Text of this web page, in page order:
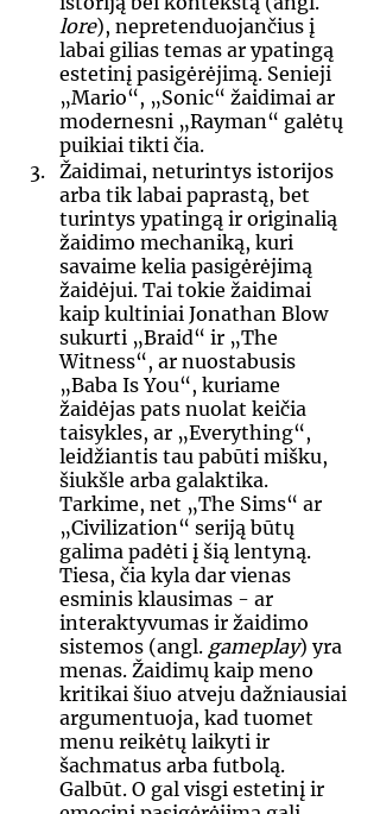
lore), nepretenduojančius į
labai gilias temas ar ypatingą
estetinį pasigėrėjimą. Senieji
„Mario“, „Sonic“ žaidimai ar
modernesni „Rayman“ galėtų
puikiai tikti čia.
Žaidimai, neturintys istorijos
arba tik labai paprastą, bet
turintys ypatingą ir originalią
žaidimo mechaniką, kuri
savaime kelia pasigėrėjimą
žaidėjui. Tai tokie žaidimai
kaip kultiniai Jonathan Blow
sukurti „Braid“ ir „The
Witness“, ar nuostabusis
„Baba Is You“, kuriame
žaidėjas pats nuolat keičia
taisykles, ar „Everything“,
leidžiantis tau pabūti mišku,
šiukšle arba galaktika.
Tarkime, net „The Sims“ ar
„Civilization“ seriją būtų
galima padėti į šią lentyną.
Tiesa, čia kyla dar vienas
esminis klausimas - ar
interaktyvumas ir žaidimo
sistemos (angl. gameplay) yra
menas. Žaidimų kaip meno
kritikai šiuo atveju dažniausiai
argumentuoja, kad tuomet
menu reikėtų laikyti ir
šachmatus arba futbolą.
Galbūt. O gal visgi estetinį ir